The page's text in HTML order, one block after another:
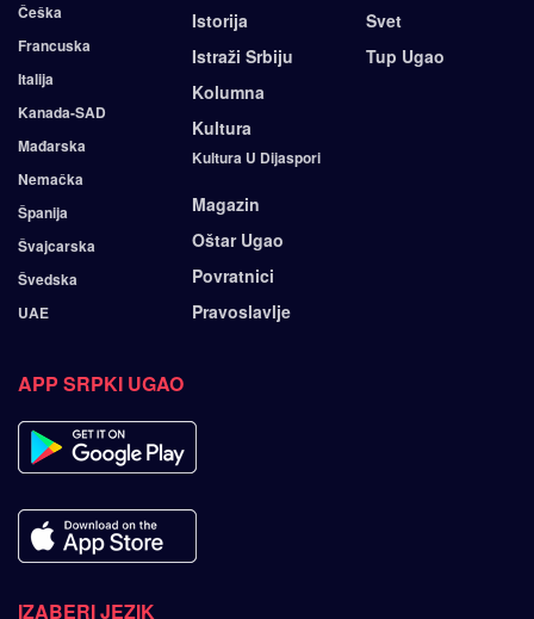
Češka
Francuska
Italija
Kanada-SAD
Mađarska
Nemačka
Španija
Švajcarska
Švedska
UAE
Istorija
Istraži Srbiju
Kolumna
Kultura
Kultura U Dijaspori
Magazin
Oštar Ugao
Povratnici
Pravoslavlje
Svet
Tup Ugao
APP SRPKI UGAO
IZABERI JEZIK